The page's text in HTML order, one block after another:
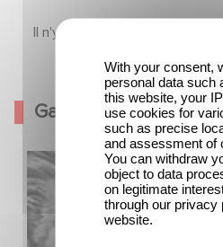
Il n'y a pas encore de
Galerie
With your consent,
personal data such
this website, your
use cookies for
such as precise
and assessment of
You can withdraw
object to data
on legitimate
through our privacy
website.